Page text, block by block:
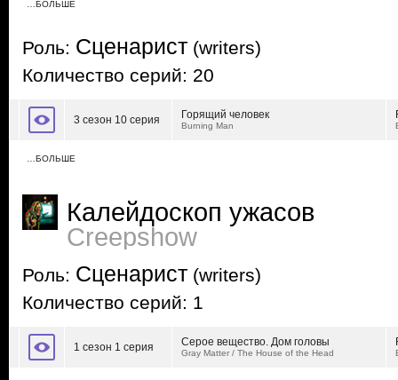
…БОЛЬШЕ
Роль: Сценарист (writers)
Количество серий: 20
3 сезон 10 серия Горящий человек
Burning Man
…БОЛЬШЕ
Калейдоскоп ужасов
Creepshow
Роль: Сценарист (writers)
Количество серий: 1
1 сезон 1 серия Серое вещество. Дом головы
Gray Matter / The House of the Head